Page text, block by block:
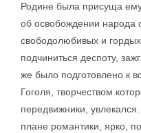
Родине была присуща
об освобождении народа
свободолюбивых и
подчиниться деспоту,
же было подготовлено к
Гоголя, творчеством
передвижники,
плане романтики, ярко,